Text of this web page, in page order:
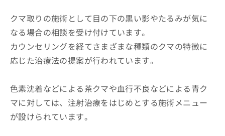
クマ取りの施術として目の下の黒い影やたるみが気に
なる場合の相談を受け付けています。
カウンセリングを経てさまざまな種類のクマの特徴に
応じた治療法の提案が行われています。
色素沈着などによる茶クマや血行不良などによる青ク
マに対しては、注射治療をはじめとする施術メニュー
が設けられています。